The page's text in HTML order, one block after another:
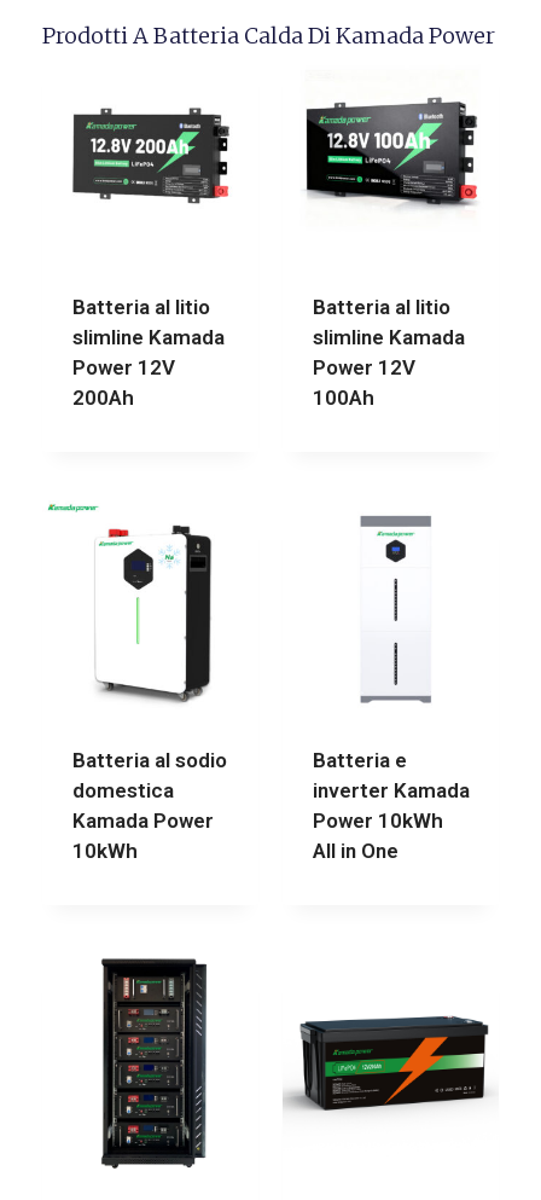
Prodotti A Batteria Calda Di Kamada Power
Batteria al litio
slimline Kamada
Power 12V
200Ah
Batteria al litio
slimline Kamada
Power 12V
100Ah
Batteria al sodio
domestica
Kamada Power
10kWh
Batteria e
inverter Kamada
Power 10kWh
All in One